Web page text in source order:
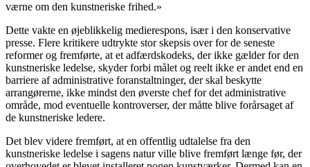
værne om den kunstneriske frihed.»
Dette vakte en øjeblikkelig medierespons, især i den konservative
presse. Flere kritikere udtrykte stor skepsis over for de seneste
reformer og fremførte, at et adfærdskodeks, der ikke gælder for den
kunstneriske ledelse, skyder forbi målet og reelt ikke er andet end en
barriere af administrative foranstaltninger, der skal beskytte
arrangørerne, ikke mindst den øverste chef for det administrative
område, mod eventuelle kontroverser, der måtte blive forårsaget af
de kunstneriske ledere.
Det blev videre fremført, at en offentlig udtalelse fra den
kunstneriske ledelse i sagens natur ville blive fremført længe før, der